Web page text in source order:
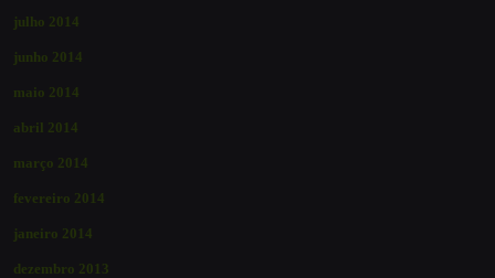
julho 2014
junho 2014
maio 2014
abril 2014
março 2014
fevereiro 2014
janeiro 2014
dezembro 2013